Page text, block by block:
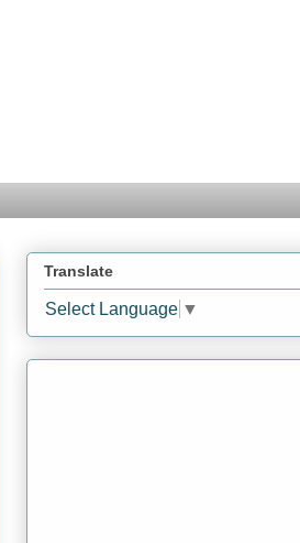
Translate
Select Language ▼